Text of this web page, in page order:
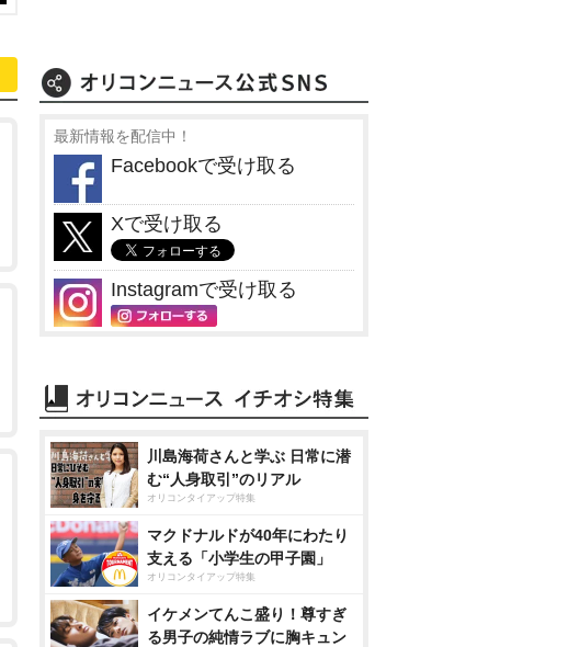
最新情報を配信中！
Facebookで受け取る
Xで受け取る
Instagramで受け取る
川島海荷さんと学ぶ 日常に潜
む“人身取引”のリアル
オリコンタイアップ特集
マクドナルドが40年にわたり
支える「小学生の甲子園」
オリコンタイアップ特集
イケメンてんこ盛り！尊すぎ
る男子の純情ラブに胸キュン